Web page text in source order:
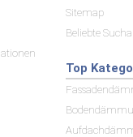
Sitemap
Beliebte
Top